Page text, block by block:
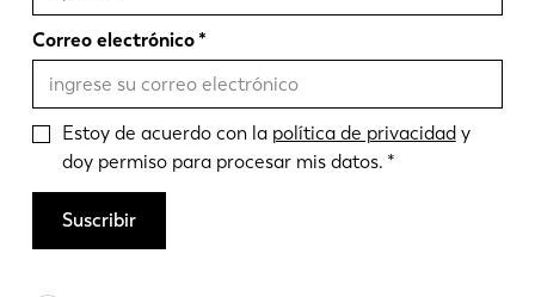
Correo electrónico
Estoy de acuerdo con la política de privacidady
doy permiso para procesar mis datos.
Suscribir